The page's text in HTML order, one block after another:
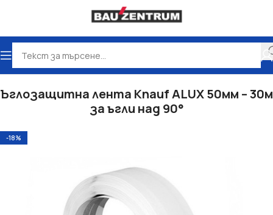
Начало Сухо строителство
Ъглозащитна лента Knauf ALUX 50мм – 30м
за ъгли над 90°
-18%